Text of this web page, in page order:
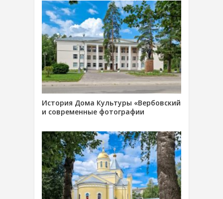
История Дома Культуры «Вербовский
и современные фотографии